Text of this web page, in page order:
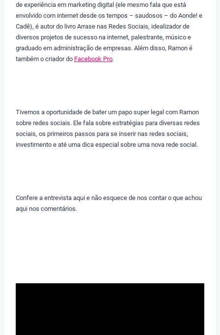
de experiência em marketing digital (ele mesmo fala que está
envolvido com internet desde os tempos – saudosos – do Aonde! e
Cadê), é autor do livro Arrase nas Redes Sociais, idealizador de
diversos projetos de sucesso na internet, palestrante, músico e
graduado em administração de empresas. Além disso, Ramon é
também o criador do Facebook Pro.
Tivemos a oportunidade de bater um papo super legal com Ramon
sobre redes sociais. Ele fala sobre estratégias para diversas redes
sociais, os primeiros passos para se inserir nas redes sociais,
investimento e até uma dica especial sobre uma nova rede social.
Confere a entrevista aqui e não esquece de nos contar o que achou
aqui nos comentários.